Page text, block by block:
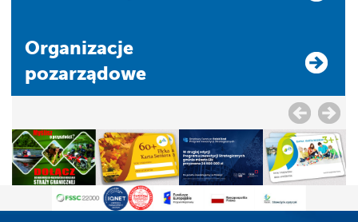
Organizacje
pozarządowe